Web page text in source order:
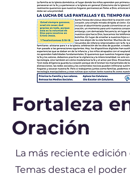
Fortaleza
Oración
La más reciente edición
Temas destaca el poder